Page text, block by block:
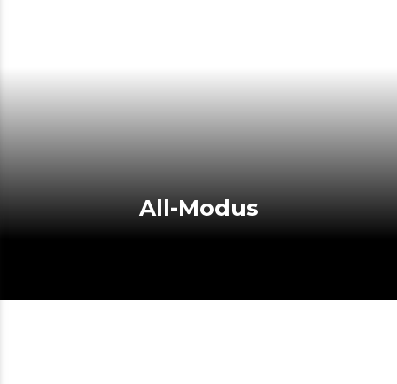
All-Modus